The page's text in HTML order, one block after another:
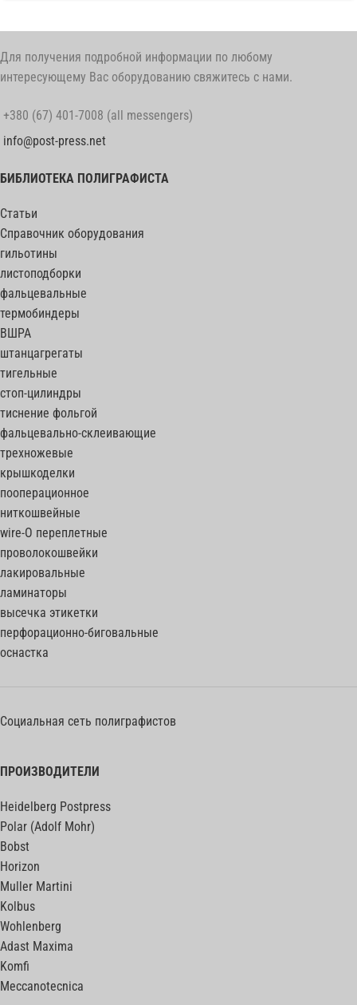
Для получения подробной информации по любому
интересующему Вас оборудованию свяжитесь с нами.
+380 (67) 401-7008 (all messengers)
info@post-press.net
БИБЛИОТЕКА ПОЛИГРАФИСТА
Статьи
Справочник оборудования
гильотины
листоподборки
фальцевальные
термобиндеры
ВШРА
штанцагрегаты
тигельные
стоп-цилиндры
тиснение фольгой
фальцевально-склеивающие
трехножевые
крышкоделки
пооперационное
ниткошвейные
wire-O переплетные
проволокошвейки
лакировальные
ламинаторы
высечка этикетки
перфорационно-биговальные
оснастка
Социальная сеть полиграфистов
ПРОИЗВОДИТЕЛИ
Heidelberg Postpress
Polar (Adolf Mohr)
Bobst
Horizon
Muller Martini
Kolbus
Wohlenberg
Adast Maxima
Komfi
Meccanotecnica